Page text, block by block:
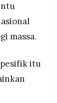
massa.
itu